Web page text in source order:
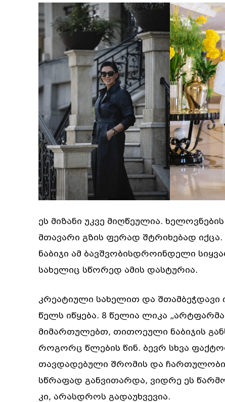
ეს მიზანი უკვე მიღწეულია.
მთავარი გზის ფერად შტრიხებად
ნაბიჯი ამ ბავშვობისდროინდელი
სახელიც სწორედ ამის დასტურია.
კრეატიული სახელით და შთამბეჭდავი
წელს იწყება. 8 წელია ლიკა
მიმართულებთ, თითოეული ნაბიჯის
როგორც წლების წინ. ბევრ სხვა
თავდადებული შრომის და
სწრაფად განვითარდა, ვიდრე ეს
კი, არასდროს გადაუხვევია.